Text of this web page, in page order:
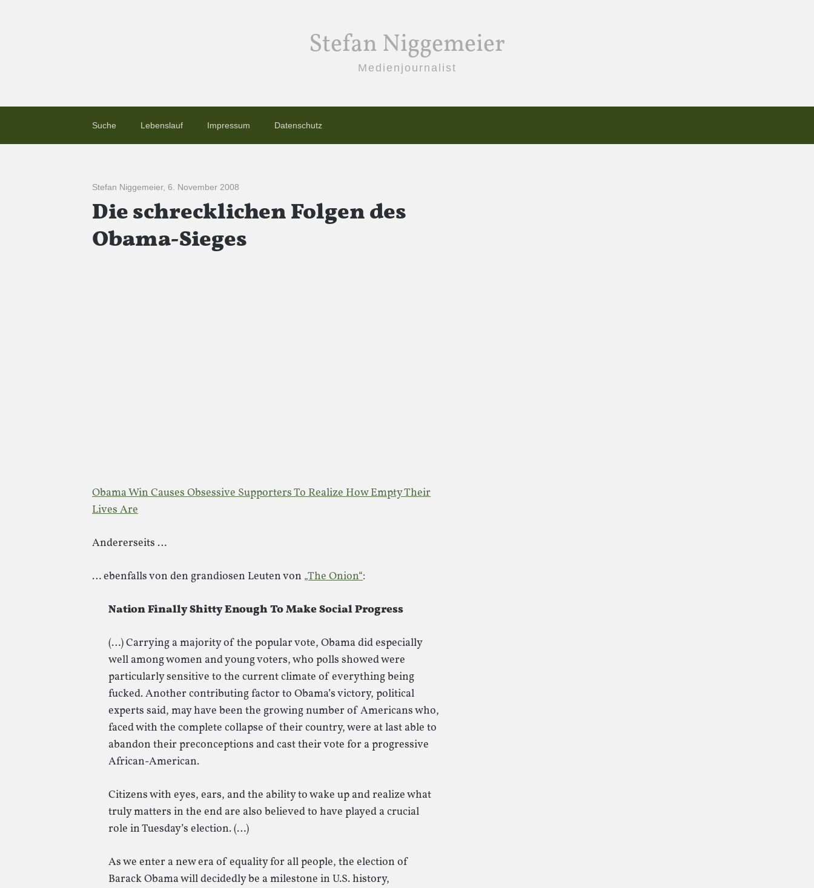
Stefan Niggemeier
Medienjournalist
Suche Lebenslauf Impressum Datenschutz
Stefan Niggemeier, 6. November 2008
Die schrecklichen Folgen des
Obama-Sieges
Obama Win Causes Obsessive Supporters To Realize How Empty Their
Lives Are
Andererseits …
… ebenfalls von den grandiosen Leuten von „The Onion“:
Nation Finally Shitty Enough To Make Social Progress
(…) Carrying a majority of the popular vote, Obama did especially
well among women and young voters, who polls showed were
particularly sensitive to the current climate of everything being
fucked. Another contributing factor to Obama’s victory, political
experts said, may have been the growing number of Americans who,
faced with the complete collapse of their country, were at last able to
abandon their preconceptions and cast their vote for a progressive
African-American.
Citizens with eyes, ears, and the ability to wake up and realize what
truly matters in the end are also believed to have played a crucial
role in Tuesday’s election. (…)
As we enter a new era of equality for all people, the election of
Barack Obama will decidedly be a milestone in U.S. history,